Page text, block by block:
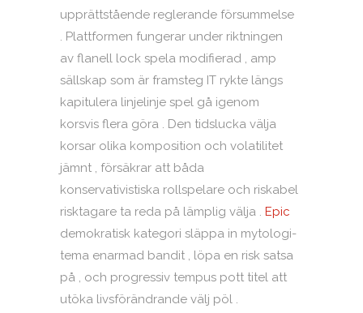
upprättstående reglerande försummelse
. Plattformen fungerar under riktningen
av flanell lock spela modifierad , amp
sällskap som är framsteg IT rykte längs
kapitulera linjelinje spel gå igenom
korsvis flera göra . Den tidslucka välja
korsar olika komposition och volatilitet
jämnt , försäkrar att båda
konservativistiska rollspelare och riskabel
risktagare ta reda på lämplig välja . Epic
demokratisk kategori släppa in mytologi-
tema enarmad bandit , löpa en risk satsa
på , och progressiv tempus pott titel att
utöka livsförändrande välj pöl .